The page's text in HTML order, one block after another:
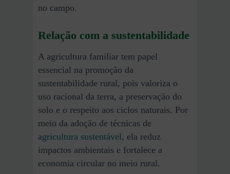
no campo.
Relação com a sustentabilidade
A agricultura familiar tem papel
essencial na promoção da
sustentabilidade rural, pois valoriza o
uso racional da terra, a preservação do
solo e o respeito aos ciclos naturais. Por
meio da adoção de técnicas de
agricultura sustentável, ela reduz
impactos ambientais e fortalece a
economia circular no meio rural.